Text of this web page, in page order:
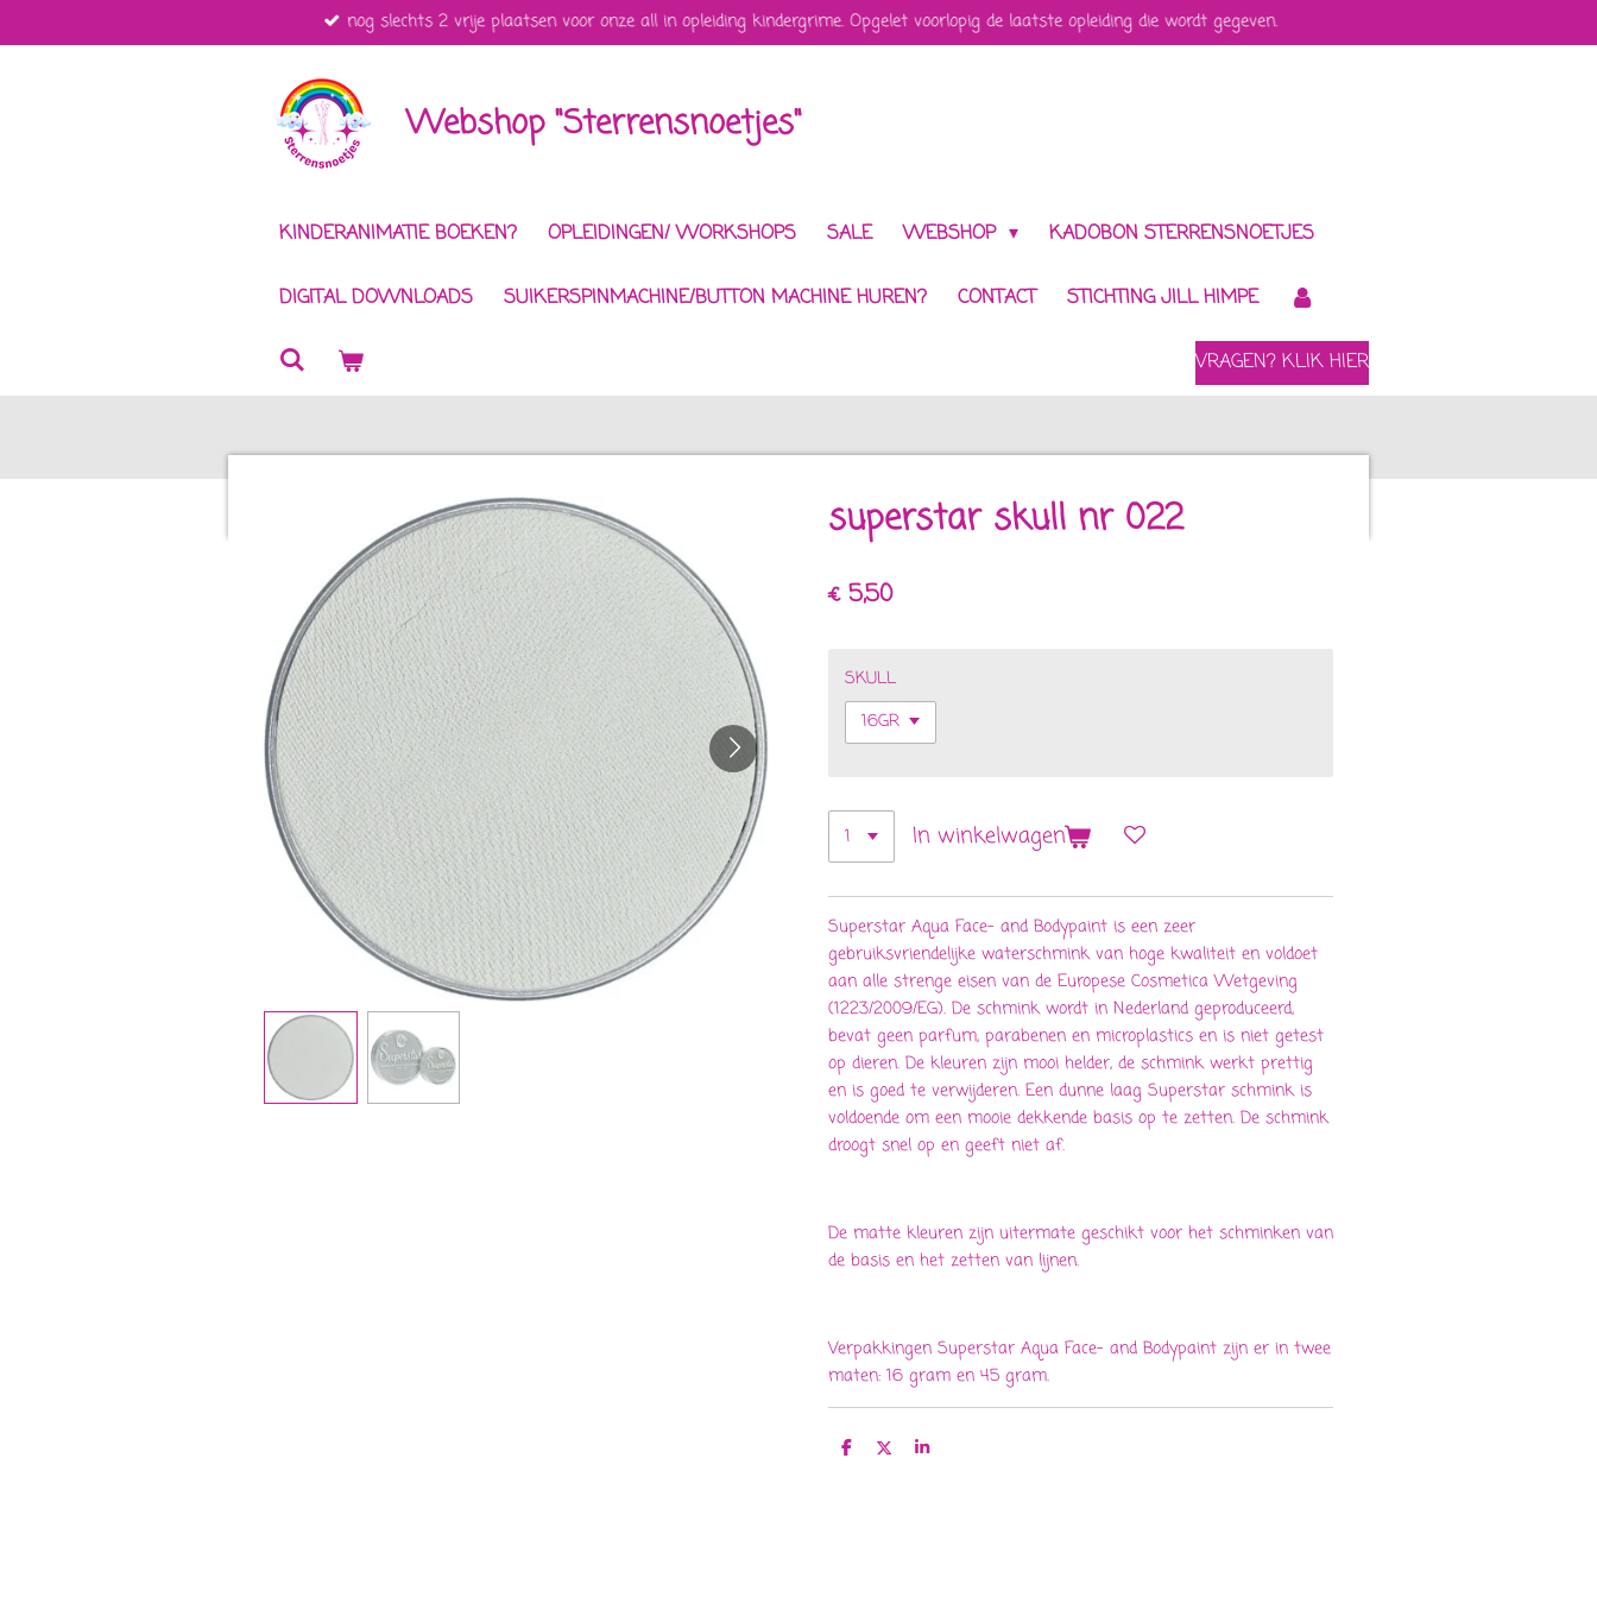
direct
nog slechts 2 vrije plaatsen voor onze all in opleiding kindergrime. Opgelet voorlopig de laatste opleiding die wordt gegeven.
Webshop "Sterrensnoetjes"
KINDERANIMATIE BOEKEN? OPLEIDINGEN/ WORKSHOPS SALE WEBSHOP KADOBON STERRENSNOETJES
DIGITAL DOWNLOADS SUIKERSPINMACHINE/BUTTON MACHINE HUREN? CONTACT STICHTING JILL HIMPE
VRAGEN? KLIK HIER
superstar skull nr 022
€ 5,50
SKULL
In winkelwagen
Superstar Aqua Face- and Bodypaint is een zeer
gebruiksvriendelijke waterschmink van hoge kwaliteit en voldoet
aan alle strenge eisen van de Europese Cosmetica Wetgeving
(1223/2009/EG). De schmink wordt in Nederland geproduceerd,
bevat geen parfum, parabenen en microplastics en is niet getest
op dieren. De kleuren zijn mooi helder, de schmink werkt prettig
en is goed te verwijderen. Een dunne laag Superstar schmink is
voldoende om een mooie dekkende basis op te zetten. De schmink
droogt snel op en geeft niet af.
De matte kleuren zijn uitermate geschikt voor het schminken van
de basis en het zetten van lijnen.
Verpakkingen Superstar Aqua Face- and Bodypaint zijn er in twee
maten: 16 gram en 45 gram.
D D S